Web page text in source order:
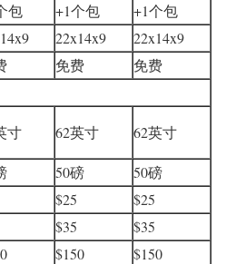
包
+1个包
+1个包
22x14x9
22x14x9
免费 免费
寸 62英寸 62英寸
50磅
50磅
$25
$25
$35
$35
$150
$150